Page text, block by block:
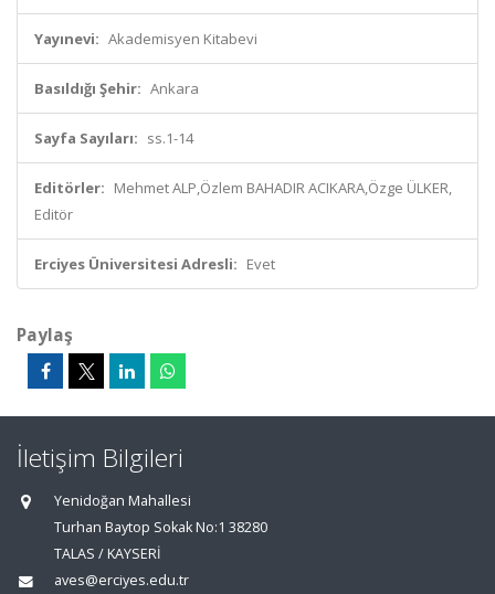
Yayınevi: Akademisyen Kitabevi
Basıldığı Şehir: Ankara
Sayfa Sayıları: ss.1-14
Editörler: Mehmet ALP,Özlem BAHADIR ACIKARA,Özge ÜLKER,
Editör
Erciyes Üniversitesi Adresli: Evet
Paylaş
İletişim Bilgileri
Yenidoğan Mahallesi
Turhan Baytop Sokak No:1 38280
TALAS / KAYSERİ
aves@erciyes.edu.tr